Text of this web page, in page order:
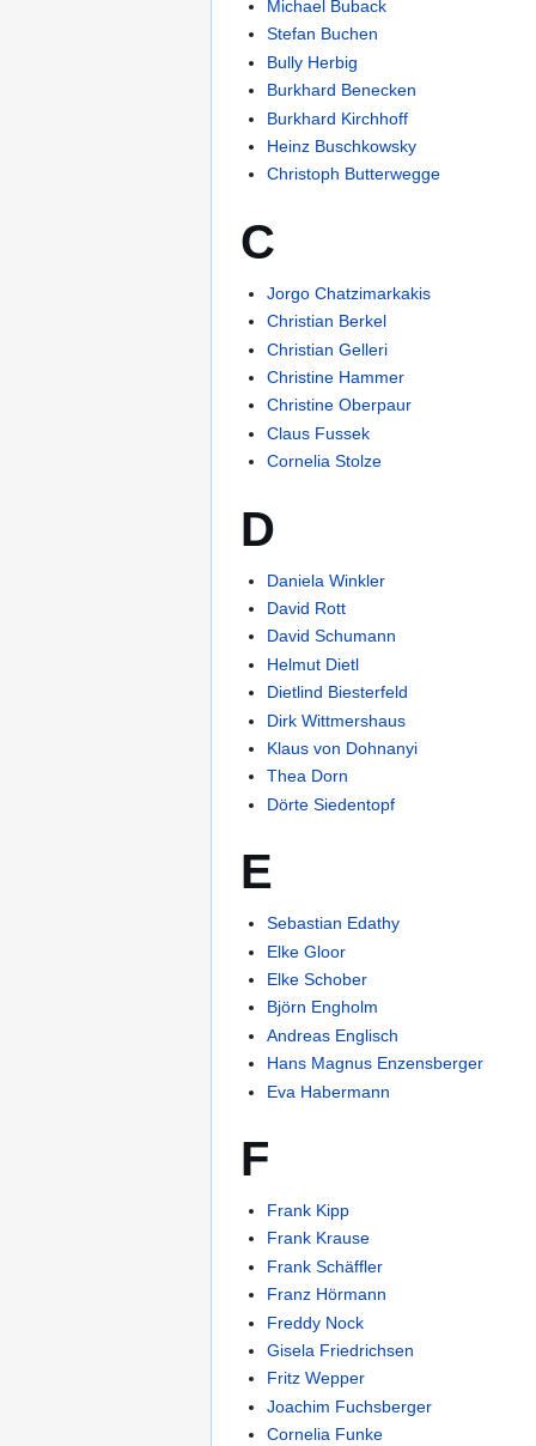
Michael Buback
Stefan Buchen
Bully Herbig
Burkhard Benecken
Burkhard Kirchhoff
Heinz Buschkowsky
Christoph Butterwegge
C
Jorgo Chatzimarkakis
Christian Berkel
Christian Gelleri
Christine Hammer
Christine Oberpaur
Claus Fussek
Cornelia Stolze
D
Daniela Winkler
David Rott
David Schumann
Helmut Dietl
Dietlind Biesterfeld
Dirk Wittmershaus
Klaus von Dohnanyi
Thea Dorn
Dörte Siedentopf
E
Sebastian Edathy
Elke Gloor
Elke Schober
Björn Engholm
Andreas Englisch
Hans Magnus Enzensberger
Eva Habermann
F
Frank Kipp
Frank Krause
Frank Schäffler
Franz Hörmann
Freddy Nock
Gisela Friedrichsen
Fritz Wepper
Joachim Fuchsberger
Cornelia Funke